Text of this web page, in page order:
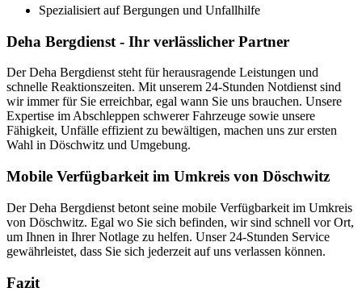
Spezialisiert auf Bergungen und Unfallhilfe
Deha Bergdienst - Ihr verlässlicher Partner
Der Deha Bergdienst steht für herausragende Leistungen und
schnelle Reaktionszeiten. Mit unserem 24-Stunden Notdienst sind
wir immer für Sie erreichbar, egal wann Sie uns brauchen. Unsere
Expertise im Abschleppen schwerer Fahrzeuge sowie unsere
Fähigkeit, Unfälle effizient zu bewältigen, machen uns zur ersten
Wahl in Döschwitz und Umgebung.
Mobile Verfügbarkeit im Umkreis von Döschwitz
Der Deha Bergdienst betont seine mobile Verfügbarkeit im Umkreis
von Döschwitz. Egal wo Sie sich befinden, wir sind schnell vor Ort,
um Ihnen in Ihrer Notlage zu helfen. Unser 24-Stunden Service
gewährleistet, dass Sie sich jederzeit auf uns verlassen können.
Fazit